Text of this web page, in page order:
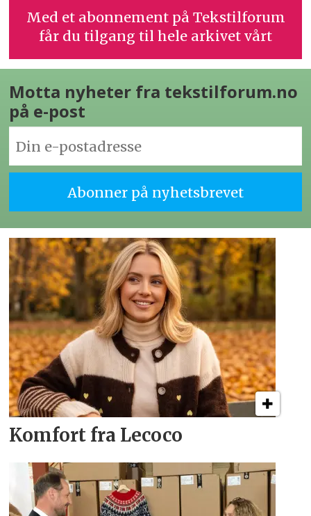
Med et abonnement på Tekstilforum
får du tilgang til hele arkivet vårt
Motta nyheter fra tekstilforum.no
på e-post
Komfort fra Lecoco